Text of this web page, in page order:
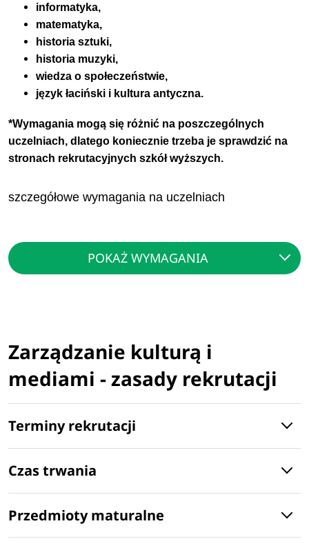
informatyka,
matematyka,
historia sztuki,
historia muzyki,
wiedza o społeczeństwie,
język łaciński i kultura antyczna.
*Wymagania mogą się różnić na poszczególnych
uczelniach, dlatego koniecznie trzeba je sprawdzić na
stronach rekrutacyjnych szkół wyższych.
szczegółowe wymagania na uczelniach
POKAŻ WYMAGANIA
Zarządzanie kulturą i
mediami - zasady rekrutacji
Terminy rekrutacji
Czas trwania
Przedmioty maturalne